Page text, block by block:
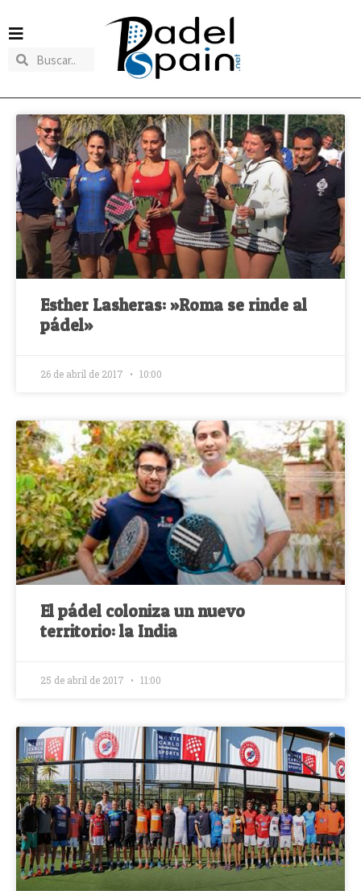
Esther Lasheras: »Roma se rinde al
pádel»
26 de abril de 2017 10:00
El pádel coloniza un nuevo
territorio: la India
25 de abril de 2017 11:00